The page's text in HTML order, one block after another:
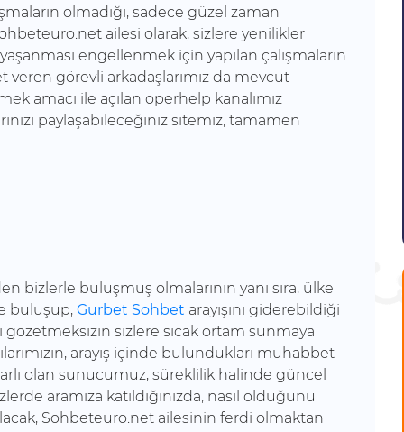
olmadığı, sadece güzel zaman
ailesi olarak, sizlere yenilikler
engellenmek için yapılan çalışmaların
veren görevli arkadaşlarımız da mevcut
amacı ile açılan operhelp kanalımız
paylaşabileceğiniz sitemiz, tamamen
bizlerle buluşmuş olmalarının yanı sıra, ülke
buluşup, Gurbet Sohbet arayışını giderebildiği
gözetmeksizin sizlere sıcak ortam sunmaya
arayış içinde bulundukları muhabbet
olan sunucumuz, süreklilik halinde güncel
aramıza katıldığınızda, nasıl olduğunu
Sohbeteuro.net ailesinin ferdi olmaktan